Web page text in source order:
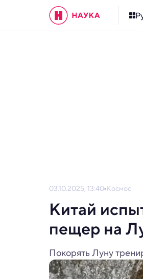
03.10.2025, 13:40 Космос
Китай
пещер на
Покорять Луну